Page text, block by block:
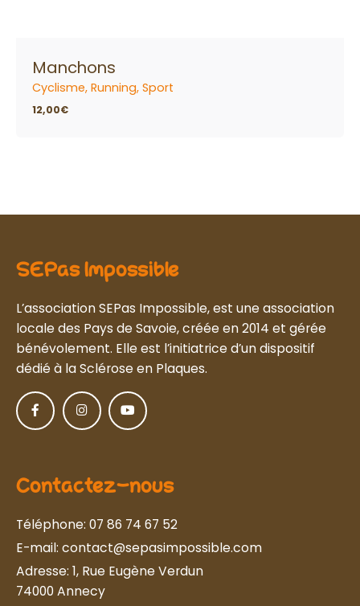
Manchons
Cyclisme Running Sport
12,00€
SEPas Impossible
L’association SEPas Impossible, est une association
locale des Pays de Savoie, créée en 2014 et gérée
bénévolement. Elle est l’initiatrice d’un dispositif
dédié à la Sclérose en Plaques.
Contactez-nous
Téléphone: 07 86 74 67 52
E-mail: contact@sepasimpossible.com
Adresse: 1, Rue Eugène Verdun
74000 Annecy